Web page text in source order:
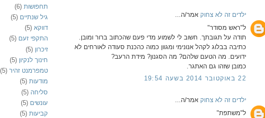
ילדים זה לא צחוק אמר/ה...
ל"ראש מסודר"
תודה על תגובתך. חשוב לי לשמוע מדי פעם שהכתוב ברור ומובן.
כתיבה בבלוג לקהל אנונימי ומגוון כמוה כהכנת סעודה לאורחים לא
ידועים. מה הטעם שלהם? מה הסגנון? מידת הרעב?
כמובן שזהו גם האתגר.
22 באוקטובר 2014 בשעה 19:54
ילדים זה לא צחוק אמר/ה...
ל"משתפת"
תחפושות (6)
גיל שנתיים (5)
דווקא (5)
התקפי זעם (5)
זיכרון (5)
חינוך לנקיון (5)
טמפרמנט זהיר (5)
מודעות (5)
סליחה (5)
עונשים (5)
קביעות (5)